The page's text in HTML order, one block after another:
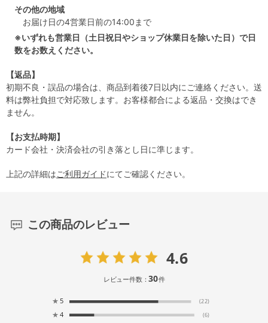
その他の地域
お届け日の4営業日前の14:00まで
※いずれも営業日（土日祝日やショップ休業日を除いた日）で日
数をお数えください。
【返品】
初期不良・誤品の場合は、商品到着後7日以内にご連絡ください。送
料は弊社負担で対応致します。お客様都合による返品・交換はでき
ません。
【お支払時期】
カード会社・決済会社の引き落とし日に準じます。
上記の詳細はご利用ガイドにてご確認ください。
この商品のレビュー
4.6
レビュー件数：30件
★ 5 (22)
★ 4 (6)